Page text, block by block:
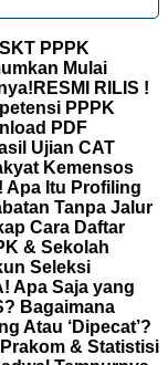
PPPK
Mulai
RESMI RILIS !
PPPK
PDF
Ujian CAT
Kemensos
Apa Itu Profiling
Tanpa Jalur
Cara Daftar
& Sekolah
Seleksi
Apa Saja yang
Bagaimana
Atau ‘Dipecat’?
& Statistisi